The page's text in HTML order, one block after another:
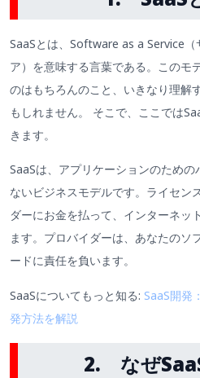
SaaSとは、Software as a Service
ア）を意味する言葉である。このモ
のはもちろんのこと、いきなり理解
もしれません。 そこで、ここでは
きます。
SaaSは、アプリケーションのため
ないビジネスモデルです。ライセン
ダーにお金を払って、インターネッ
ます。プロバイダーは、あなたのソ
ードに責任を負います。
SaaSについてもっと知る: SaaS開発
発方法を解説
2. なぜ